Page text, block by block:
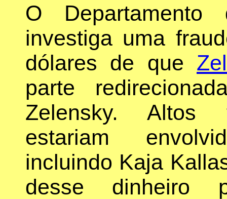
O
investiga uma
dólares de que
parte
Zelensky. Altos
estariam
incluindo Kaja
desse dinheiro